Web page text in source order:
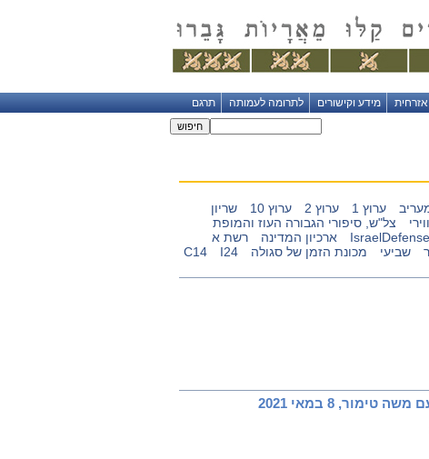
מידע וקישורים לתרומה לעמותה תרגם
ערוץ 1 ערוץ 2 ערוץ 10
שריון
צל"ש, סיפורי הגבורה העוז והמופת
IsraelDefense ארכיון המדינה
רשת א
שביעי מכונת הזמן של סגולה C14 I24
8 במאי 2021